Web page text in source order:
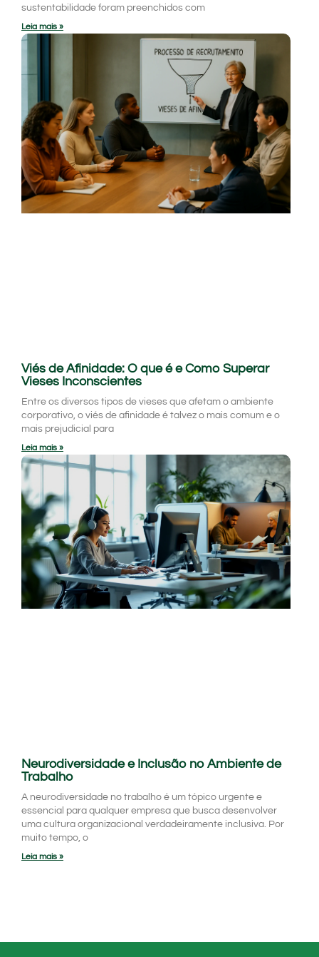
sustentabilidade foram preenchidos com
Leia mais »
Viés de Afinidade: O que é e Como Superar
Vieses Inconscientes
Entre os diversos tipos de vieses que afetam o ambiente
corporativo, o viés de afinidade é talvez o mais comum e o
mais prejudicial para
Leia mais »
Neurodiversidade e Inclusão no Ambiente de
Trabalho
A neurodiversidade no trabalho é um tópico urgente e
essencial para qualquer empresa que busca desenvolver
uma cultura organizacional verdadeiramente inclusiva. Por
muito tempo, o
Leia mais »